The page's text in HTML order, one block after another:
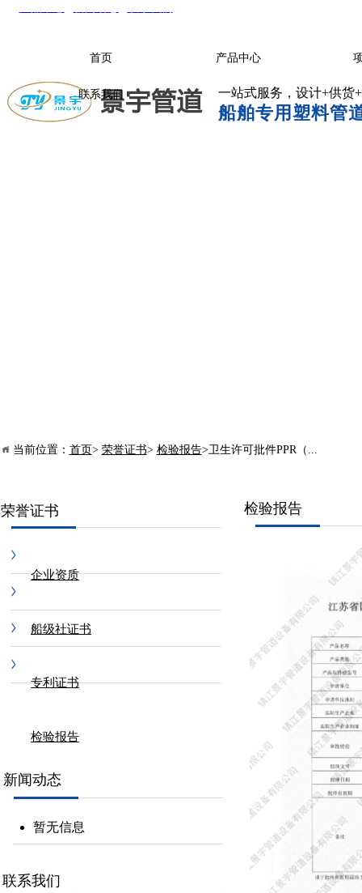
一站式服务，设计+供货
船舶专用塑料管
首页 产品中心
联系我们
新闻动态
联系我们
荣誉证书
企业资质
船级社证书
专利证书
检验报告
碳足迹
温室气体
暂无信息
当前位置： 首页> 荣誉证书> 检验报告>卫生许可批件PPR（...
检验报告